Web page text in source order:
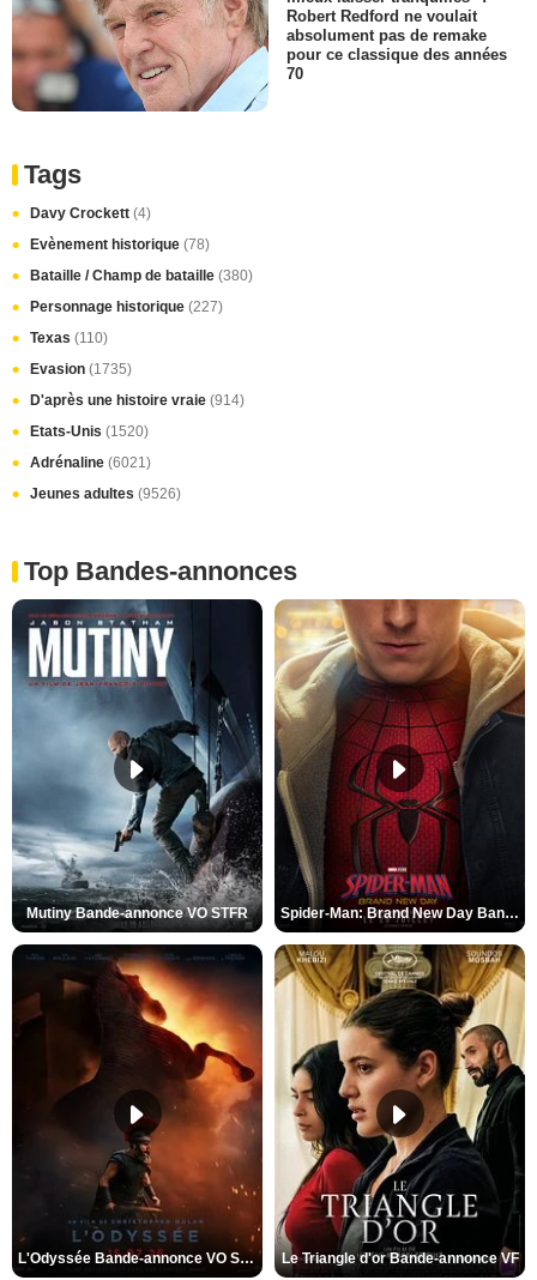
Robert Redford ne voulait
absolument pas de remake
pour ce classique des années
70
Tags
Davy Crockett (4)
Evènement historique (78)
Bataille / Champ de bataille (380)
Personnage historique (227)
Texas (110)
Evasion (1735)
D'après une histoire vraie (914)
Etats-Unis (1520)
Adrénaline (6021)
Jeunes adultes (9526)
Top Bandes-annonces
Mutiny Bande-annonce VO STFR Spider-Man: Brand New Day Bande-annonce VO STFR
L'Odyssée Bande-annonce VO STFR Le Triangle d'or Bande-annonce VF